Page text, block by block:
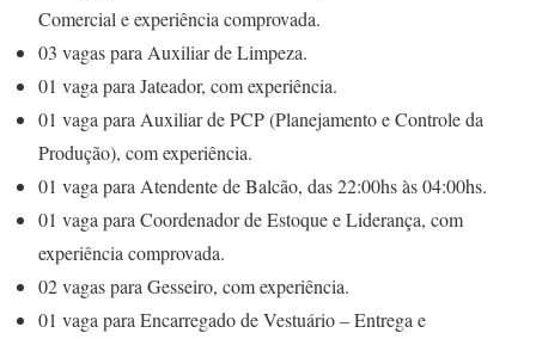
Comercial e experiência comprovada.
03 vagas para Auxiliar de Limpeza.
01 vaga para Jateador, com experiência.
01 vaga para Auxiliar de PCP (Planejamento e Controle da
Produção), com experiência.
01 vaga para Atendente de Balcão, das 22:00hs às 04:00hs.
01 vaga para Coordenador de Estoque e Liderança, com
experiência comprovada.
02 vagas para Gesseiro, com experiência.
01 vaga para Encarregado de Vestuário – Entrega e